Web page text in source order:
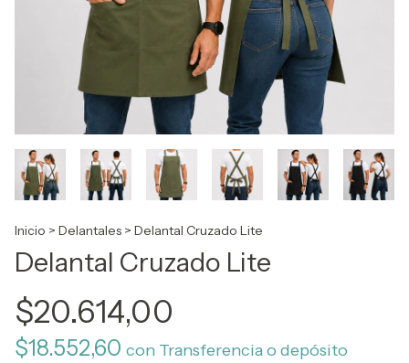
Inicio > Delantales > Delantal Cruzado Lite
Delantal Cruzado Lite
$20.614,00
$18.552,60 con Transferencia o depósito